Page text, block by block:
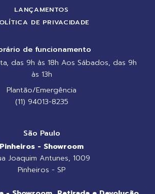
LANÇAMENTOS
DE PRIVACIDADE
de funcionamento
das 9h às 18h Aos Sábados, das 9h
às 13h
Plantão/Emergência
(11) 94013-8235
São Paulo
Pinheiros - Showroom
Joaquim Antunes, 1009
Pinheiros - SP